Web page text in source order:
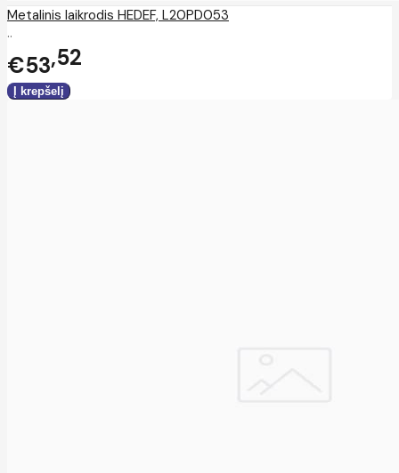
Metalinis laikrodis HEDEF, L20PD053
..
€53 52